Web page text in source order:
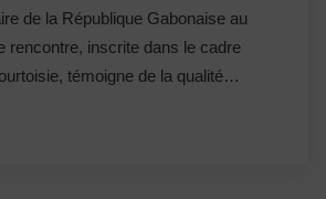
de la République Gabonaise au
rencontre, inscrite dans le cadre
témoigne de la qualité…